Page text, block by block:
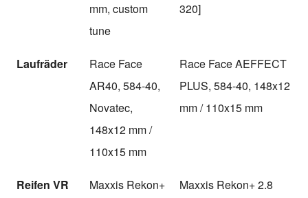
mm, custom
tune
320]
Laufräder
Race Face
AR40, 584-40,
Novatec,
148x12 mm /
110x15 mm
Race Face AEFFECT
PLUS, 584-40, 148x12
mm / 110x15 mm
Reifen VR
Maxxis Rekon+
Maxxis Rekon+ 2.8